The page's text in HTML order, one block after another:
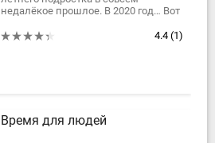
недалёкое прошлое. В 2020 год… Вот
не его мира. Ведь в его мире
4.4 (1)
Время для людей